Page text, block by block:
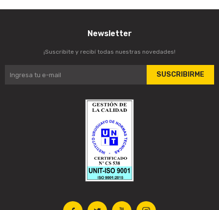
Newsletter
¡Suscribite y recibí todas nuestras novedades!
SUSCRIBIRME